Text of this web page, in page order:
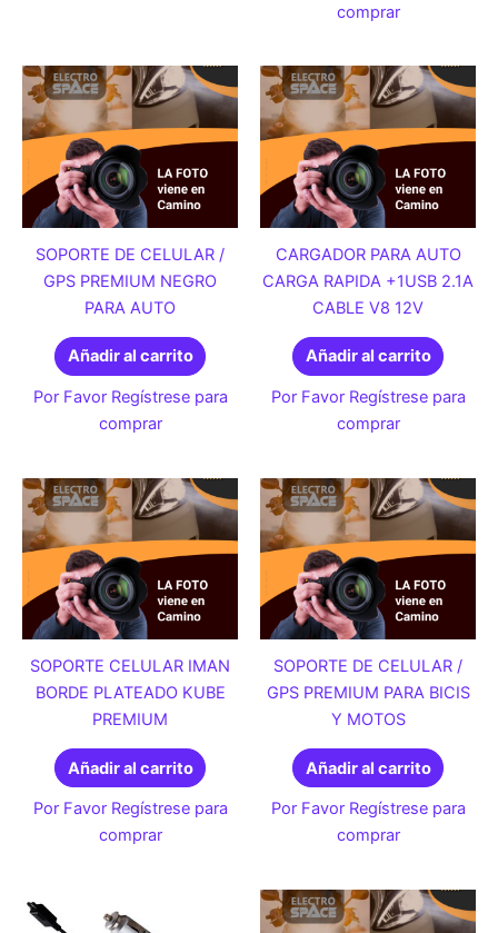
comprar
SOPORTE DE CELULAR /
GPS PREMIUM NEGRO
PARA AUTO
Añadir al carrito
Por Favor Regístrese para
comprar
CARGADOR PARA AUTO
CARGA RAPIDA +1USB 2.1A
CABLE V8 12V
Añadir al carrito
Por Favor Regístrese para
comprar
SOPORTE CELULAR IMAN
BORDE PLATEADO KUBE
PREMIUM
Añadir al carrito
Por Favor Regístrese para
comprar
SOPORTE DE CELULAR /
GPS PREMIUM PARA BICIS
Y MOTOS
Añadir al carrito
Por Favor Regístrese para
comprar